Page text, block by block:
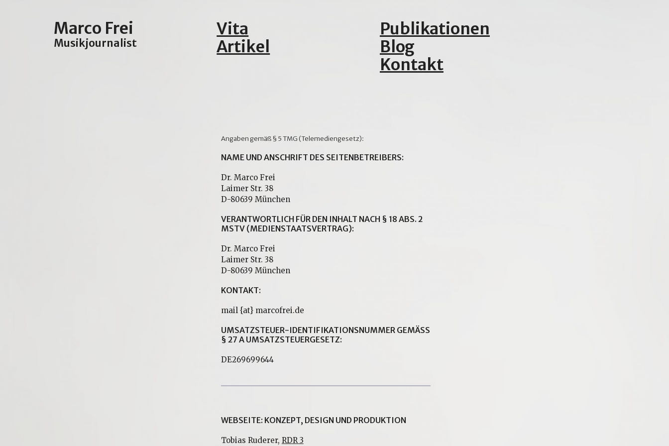
Marco Frei
Musikjournalist
Vita
Artikel
Publikationen
Blog
Kontakt
Angaben gemäß § 5 TMG (Telemediengesetz):
NAME UND ANSCHRIFT DES SEITENBETREIBERS:
Dr. Marco Frei
Laimer Str. 38
D-80639 München
VERANTWORTLICH FÜR DEN INHALT NACH § 18 ABS. 2
MSTV (MEDIENSTAATSVERTRAG):
Dr. Marco Frei
Laimer Str. 38
D-80639 München
KONTAKT:
mail {at} marcofrei.de
UMSATZSTEUER-IDENTIFIKATIONSNUMMER GEMÄSS §
27 A UMSATZSTEUERGESETZ:
DE269699644
WEBSEITE: KONZEPT, DESIGN UND PRODUKTION
Tobias Ruderer, RDR 3